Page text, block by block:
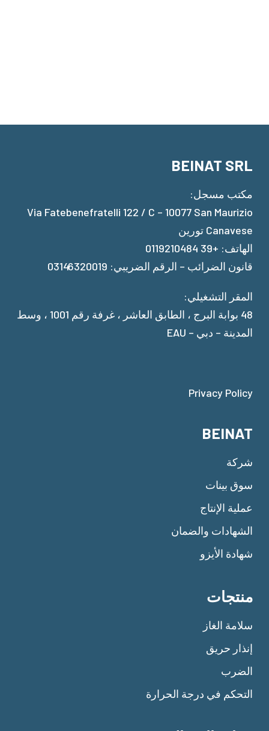
BEINAT SRL
مكتب مسجل:
Via Fatebenefratelli 122 / C – 10077 San Maurizio
Canavese تورين
الهاتف: +39 0119210484
قانون الضرائب – الرقم الضريبي: 03146320019
المقر التشغيلي:
48 بوابة البرج ، الطابق العاشر ، غرفة رقم 1001 ، وسط
المدينة – دبي – EAU
Privacy Policy
BEINAT
شركة
سوق بينات
عملية الإنتاج
الشهادات والضمان
شهادة الأيزو
منتجات
سلامة الغاز
إنذار حريق
الضرب
التحكم في درجة الحرارة